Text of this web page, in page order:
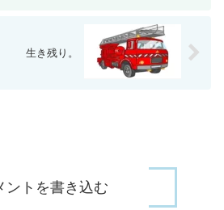
生き残り。
ントを書き込む